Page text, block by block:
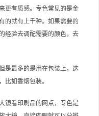
更有质感。专色常见的是金
的就有上千种。如果需要的
经验去调配需要的颜色，去
是最多的是用在包装上，这
比如香烟包装。
镜看印刷品的网点，专色是